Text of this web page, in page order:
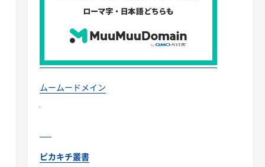
ムームードメイン
ピカキチ叢書